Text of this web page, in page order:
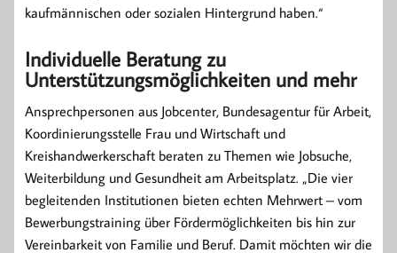
kaufmännischen oder sozialen Hintergrund haben.“
Individuelle Beratung zu
Unterstützungsmöglichkeiten und mehr
Ansprechpersonen aus Jobcenter, Bundesagentur für Arbeit,
Koordinierungsstelle Frau und Wirtschaft und
Kreishandwerkerschaft beraten zu Themen wie Jobsuche,
Weiterbildung und Gesundheit am Arbeitsplatz. „Die vier
begleitenden Institutionen bieten echten Mehrwert – vom
Bewerbungstraining über Fördermöglichkeiten bis hin zur
Vereinbarkeit von Familie und Beruf. Damit möchten wir die